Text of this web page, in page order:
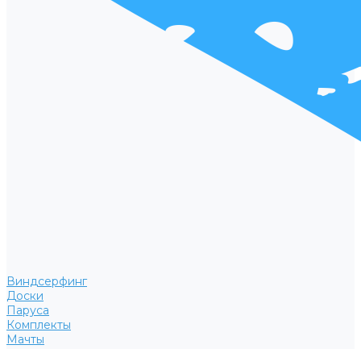
Виндсерфинг
Доски
Паруса
Комплекты
Мачты